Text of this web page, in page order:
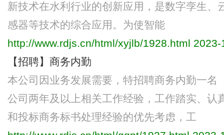
新技术在水利行业的创新应用，是数字孪生、
感器等技术的综合应用。为使智能
http://www.rdjs.cn/html/xyjlb/1928.html 2023-
【招聘】商务内勤
本公司因业务发展需要，特招聘商务内勤一名
公司两年及以上相关工作经验，工作踏实、认
和投标商务标书处理经验的优先考虑，工